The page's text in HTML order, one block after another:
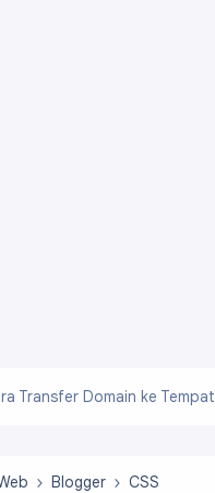
Transfer Domain ke
Blogger CSS